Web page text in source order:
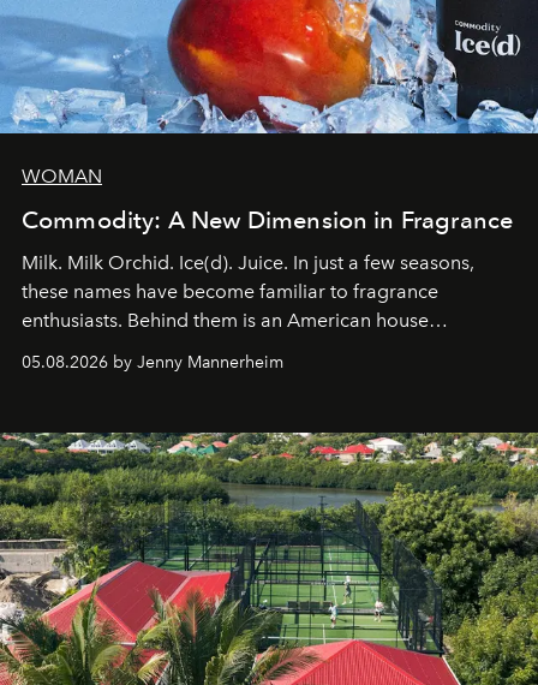
WOMAN
Commodity: A New Dimension in Fragrance
Milk. Milk Orchid. Ice(d). Juice. In just a few seasons,
these names have become familiar to fragrance
enthusiasts. Behind them is an American house
an approach that is as intuitive as it is personal:
05.08.2026 by Jenny Mannerheim